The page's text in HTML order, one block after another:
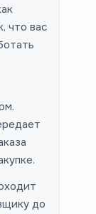
что вас
до